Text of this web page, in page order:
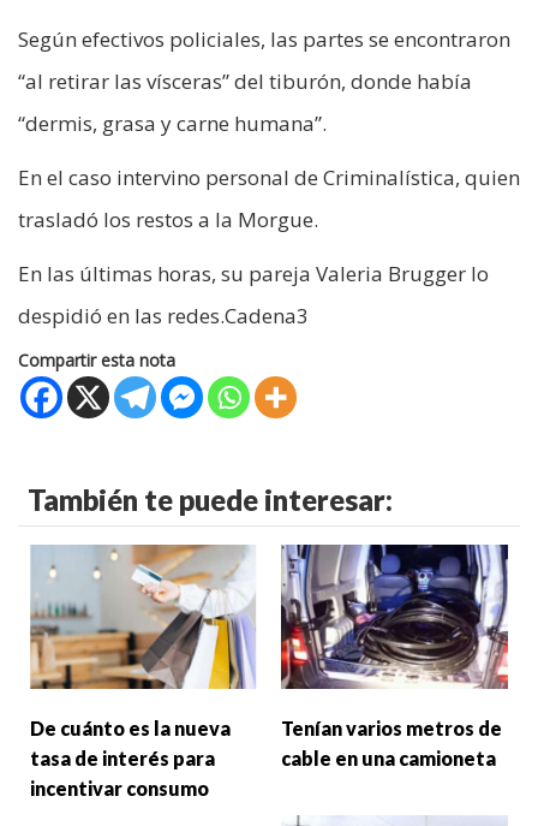
Según efectivos policiales, las partes se encontraron
“al retirar las vísceras” del tiburón, donde había
“dermis, grasa y carne humana”.
En el caso intervino personal de Criminalística, quien
trasladó los restos a la Morgue.
En las últimas horas, su pareja Valeria Brugger lo
despidió en las redes.Cadena3
Compartir esta nota
También te puede interesar:
De cuánto es la nueva
tasa de interés para
incentivar consumo
Tenían varios metros de
cable en una camioneta